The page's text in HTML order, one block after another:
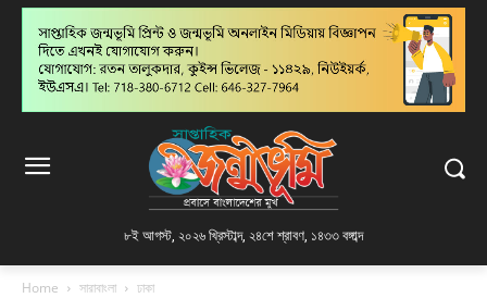
৮ই আগস্ট, ২০২৬ খ্রিস্টাব্দ, ২৪শে শ্রাবণ, ১৪৩৩ বঙ্গাব্দ
Home সারাবাংলা ঢাকা